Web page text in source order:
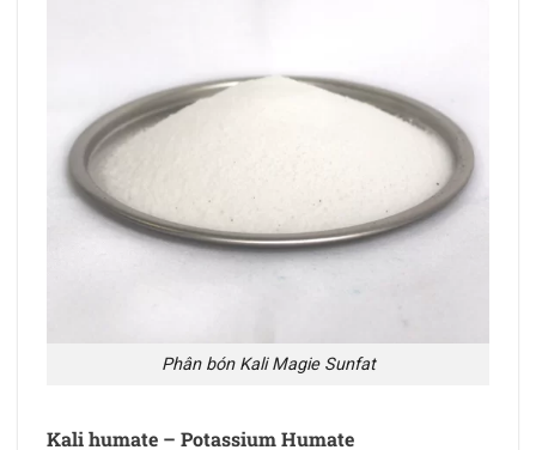
Phân bón Kali Magie Sunfat
Kali humate – Potassium Humate